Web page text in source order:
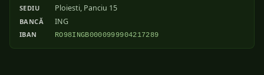
SEDIU Ploiesti, Panciu 15
BANCĂ ING
IBAN RO98INGB0000999904217289